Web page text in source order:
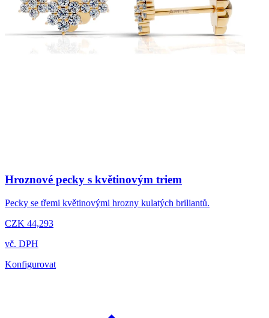
Hroznové pecky s květinovým triem
Pecky se třemi květinovými hrozny kulatých briliantů.
CZK 44,293
vč. DPH
Konfigurovat